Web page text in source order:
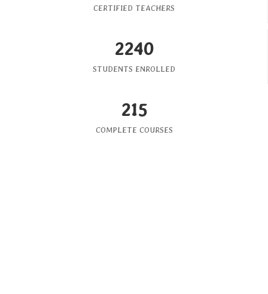
CERTIFIED TEACHERS
2240
STUDENTS ENROLLED
215
COMPLETE COURSES